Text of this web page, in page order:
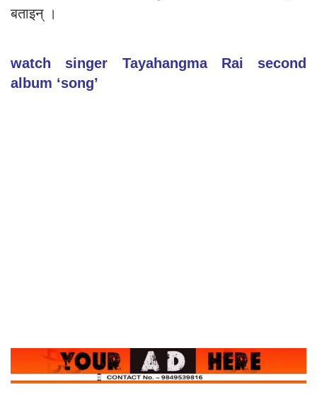
बताइन् ।
watch singer Tayahangma Rai second
album ‘song’